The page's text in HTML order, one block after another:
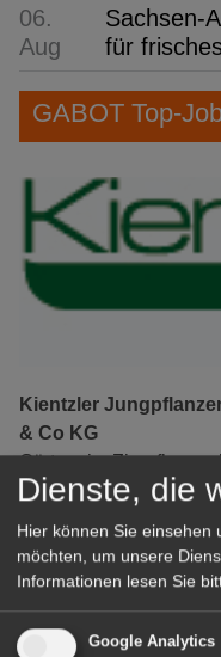
06.
Aug
Sachsen-
für
GABOT Top-
Kientzler
& Co KG
Gärtner im
(Geselle/Meister/
Gensingen
zur
Dienste, die
Hier können Sie einsehen
möchten, um unsere
Informationen lesen Sie
Google Analytics